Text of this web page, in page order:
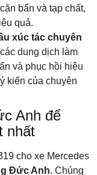
bẩn và tạp chất,
quả.
xúc tác chuyên
dung dịch làm
và phục hồi hiệu
kiến của chuyên
Anh để
nhất
cho xe Mercedes
Đức Anh. Chúng